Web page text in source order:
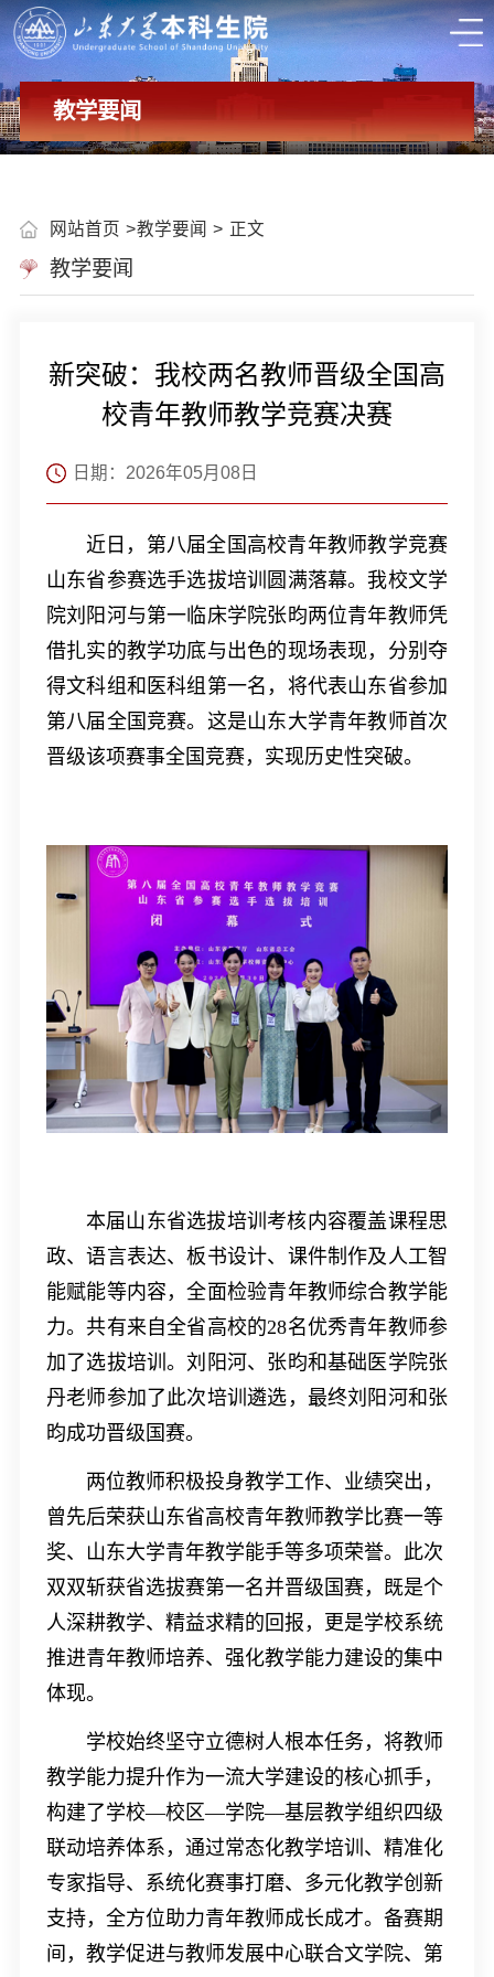
教学要闻
网站首页 教学要闻 正文
教学要闻
新突破：我校两名教师晋级全国高
校青年教师教学竞赛决赛
日期：2026年05月08日
近日，第八届全国高校青年教师教学竞赛
山东省参赛选手选拔培训圆满落幕。我校文学
院刘阳河与第一临床学院张昀两位青年教师凭
借扎实的教学功底与出色的现场表现，分别夺
得文科组和医科组第一名，将代表山东省参加
第八届全国竞赛。这是山东大学青年教师首次
晋级该项赛事全国竞赛，实现历史性突破。
本届山东省选拔培训考核内容覆盖课程思
政、语言表达、板书设计、课件制作及人工智
能赋能等内容，全面检验青年教师综合教学能
力。共有来自全省高校的28名优秀青年教师参
加了选拔培训。刘阳河、张昀和基础医学院张
丹老师参加了此次培训遴选，最终刘阳河和张
昀成功晋级国赛。
两位教师积极投身教学工作、业绩突出，
曾先后荣获山东省高校青年教师教学比赛一等
奖、山东大学青年教学能手等多项荣誉。此次
双双斩获省选拔赛第一名并晋级国赛，既是个
人深耕教学、精益求精的回报，更是学校系统
推进青年教师培养、强化教学能力建设的集中
体现。
学校始终坚守立德树人根本任务，将教师
教学能力提升作为一流大学建设的核心抓手，
构建了学校—校区—学院—基层教学组织四级
联动培养体系，通过常态化教学培训、精准化
专家指导、系统化赛事打磨、多元化教学创新
支持，全方位助力青年教师成长成才。备赛期
间，教学促进与教师发展中心联合文学院、第